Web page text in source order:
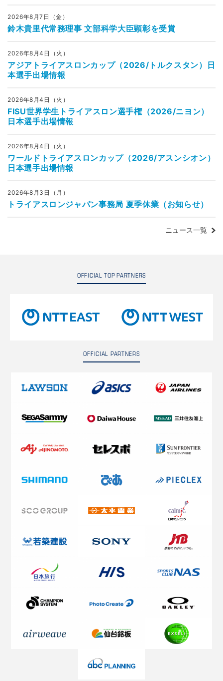
2026年8月7日（金）
鈴木貴里代常務理事 文部科学大臣顕彰を受賞
2026年8月4日（火）
アジアトライアスロンカップ（2026/トルクスタン）日
本選手出場情報
2026年8月4日（火）
FISU世界学生トライアスロン選手権（2026/ニヨン）
日本選手出場情報
2026年8月4日（火）
ワールドトライアスロンカップ（2026/アスンシオン）
日本選手出場情報
2026年8月3日（月）
トライアスロンジャパン事務局 夏季休業（お知らせ）
ニュース一覧
OFFICIAL TOP PARTNERS
OFFICIAL PARTNERS